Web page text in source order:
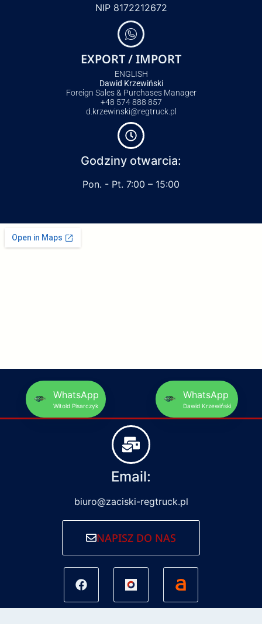
NIP 8172212672
EXPORT / IMPORT
ENGLISH
Dawid Krzewiński
Foreign Sales & Purchases Manager
+48 574 888 857
d.krzewinski@regtruck.pl
Godziny otwarcia:
Pon. - Pt. 7:00 – 15:00
WhatsApp
Witold Pisarczyk
WhatsApp
Dawid Krzewiński
Email:
biuro@zaciski-regtruck.pl
NAPISZ DO NAS